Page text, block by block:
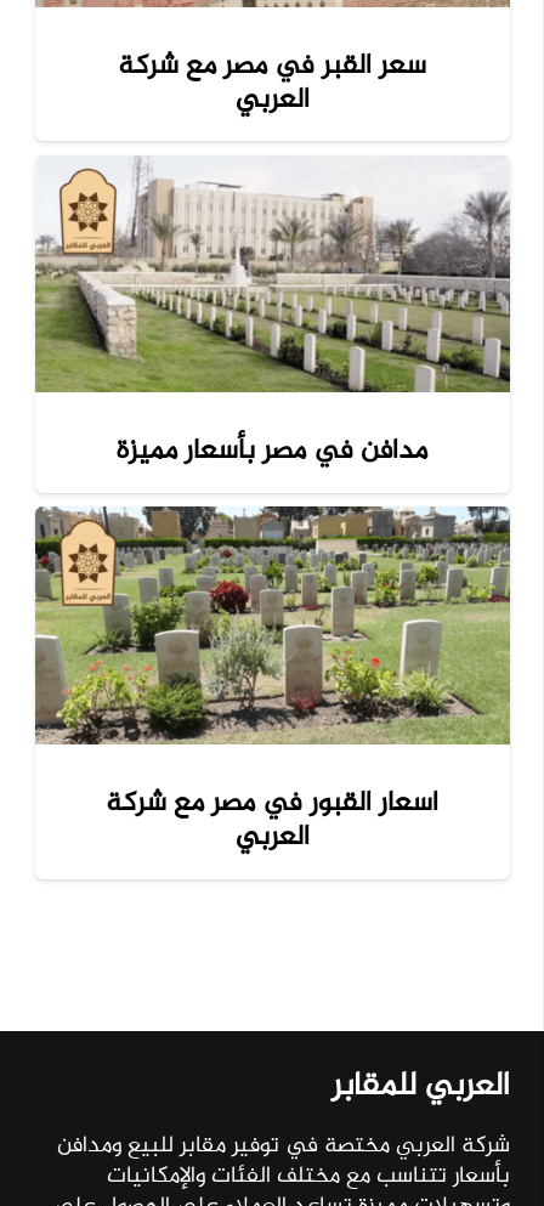
سعر القبر في مصر مع شركة
العربي
مدافن في مصر بأسعار مميزة
اسعار القبور في مصر مع شركة
العربي
العربي للمقابر
شركة العربي مختصة في توفير مقابر للبيع ومدافن
بأسعار تتناسب مع مختلف الفئات والإمكانيات